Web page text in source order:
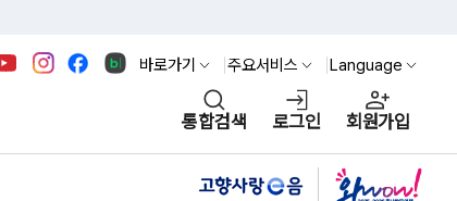
바로가기 주요서비스 Language
통합검색 로그인 회원가입